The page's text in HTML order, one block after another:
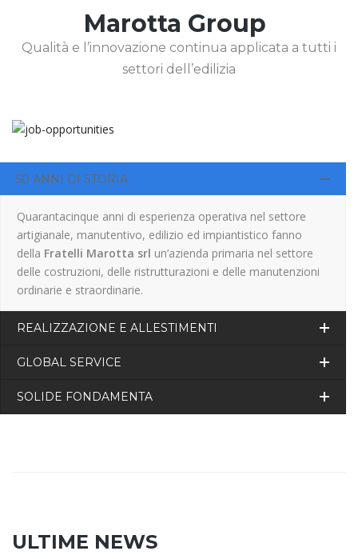
Marotta Group
Qualità e l’innovazione continua applicata a tutti i
settori dell’edilizia
50 ANNI DI STORIA
Quarantacinque anni di esperienza operativa nel settore
artigianale, manutentivo, edilizio ed impiantistico fanno
della Fratelli Marotta srl un’azienda primaria nel settore
delle costruzioni, delle ristrutturazioni e delle manutenzioni
ordinarie e straordinarie.
REALIZZAZIONE E ALLESTIMENTI
GLOBAL SERVICE
SOLIDE FONDAMENTA
ULTIME NEWS